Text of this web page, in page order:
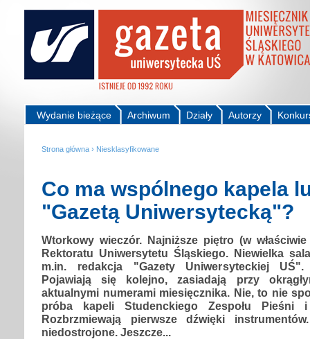
Autorzy
Działy
Archiwum
Wydanie bieżące
Strona główna › Niesklasyfikowane
Co ma wspólnego kapela
"Gazetą Uniwersytecką"?
Wtorkowy wieczór. Najniższe piętro (w
Rektoratu Uniwersytetu Śląskiego. Niewielka
m.in. redakcja "Gazety Uniwersyteckiej
Pojawiają się kolejno, zasiadają przy
aktualnymi numerami miesięcznika. Nie, to nie
próba kapeli Studenckiego Zespołu Pieśni
Rozbrzmiewają pierwsze dźwięki
niedostrojone. Jeszcze...